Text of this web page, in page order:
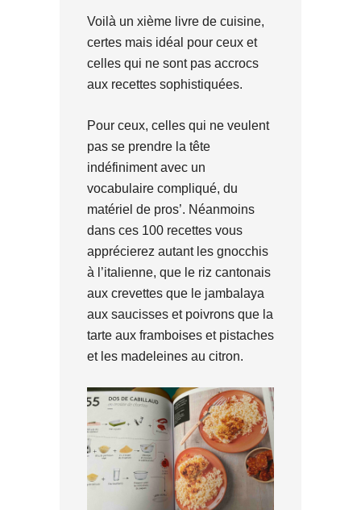
Voilà un xième livre de cuisine,
certes mais idéal pour ceux et
celles qui ne sont pas accrocs
aux recettes sophistiquées.
Pour ceux, celles qui ne veulent
pas se prendre la tête
indéfiniment avec un
vocabulaire compliqué, du
matériel de pros’. Néanmoins
dans ces 100 recettes vous
apprécierez autant les gnocchis
à l’italienne, que le riz cantonais
aux crevettes que le jambalaya
aux saucisses et poivrons que la
tarte aux framboises et pistaches
et les madeleines au citron.